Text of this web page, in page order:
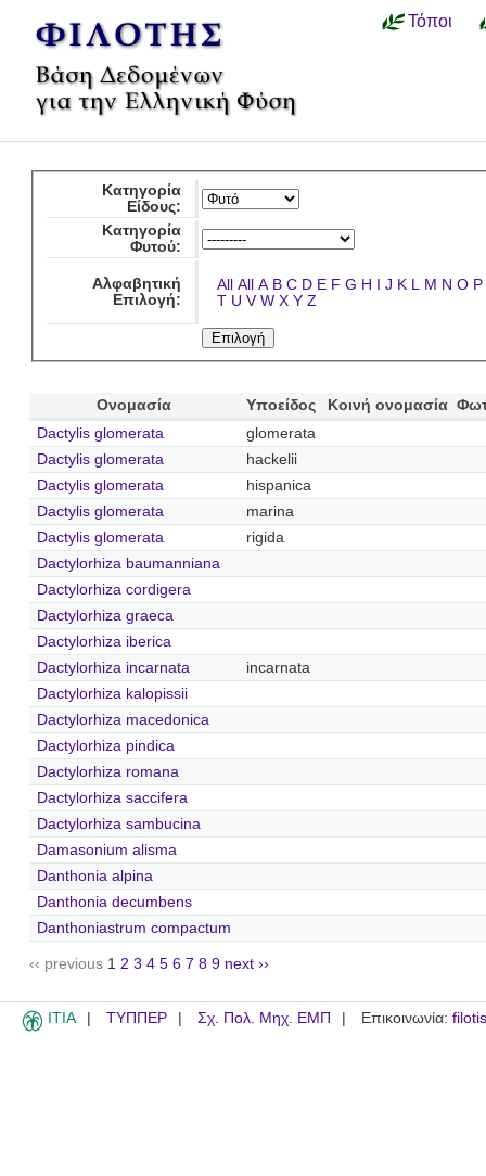
Τόποι
Κατηγορία
Είδους:
Κατηγορία
Φυτού:
Αλφαβητική
Επιλογή:
All All A B C D E F G H I J K L M N O P
T U V W X Y Z
Ονομασία Υποείδος Κοινή ονομασία
Dactylis glomerata
glomerata
Dactylis glomerata
hackelii
Dactylis glomerata
hispanica
Dactylis glomerata
marina
Dactylis glomerata
rigida
Dactylorhiza baumanniana
Dactylorhiza cordigera
Dactylorhiza graeca
Dactylorhiza iberica
Dactylorhiza incarnata
incarnata
Dactylorhiza kalopissii
Dactylorhiza macedonica
Dactylorhiza pindica
Dactylorhiza romana
Dactylorhiza saccifera
Dactylorhiza sambucina
Damasonium alisma
Danthonia alpina
Danthonia decumbens
Danthoniastrum compactum
‹‹ previous 1 2 3 4 5 6 7 8 9 next ››
ITIA ΤΥΠΠΕΡ Σχ. Πολ. Μηχ. ΕΜΠ Επικοινωνία: